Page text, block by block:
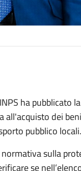
ha pubblicato
all'acquisto dei
pubblico locali.
sulla
se